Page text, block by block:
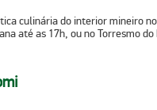
culinária do interior mineiro no
até as 17h, ou no Torresmo